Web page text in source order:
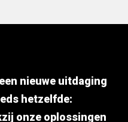
nieuwe uitdaging
hetzelfde:
onze oplossingen